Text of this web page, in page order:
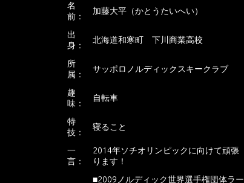
名
前：
加藤大平（かとうたいへい）
出
身：
北海道和寒町 下川商業高校
所
属：
サッポロノルディックスキークラブ
趣
味：
自転車
特
技：
寝ること
一
言：
2014年ソチオリンピックに向けて頑張
ります！
■2009ノルディック世界選手権団体ラー